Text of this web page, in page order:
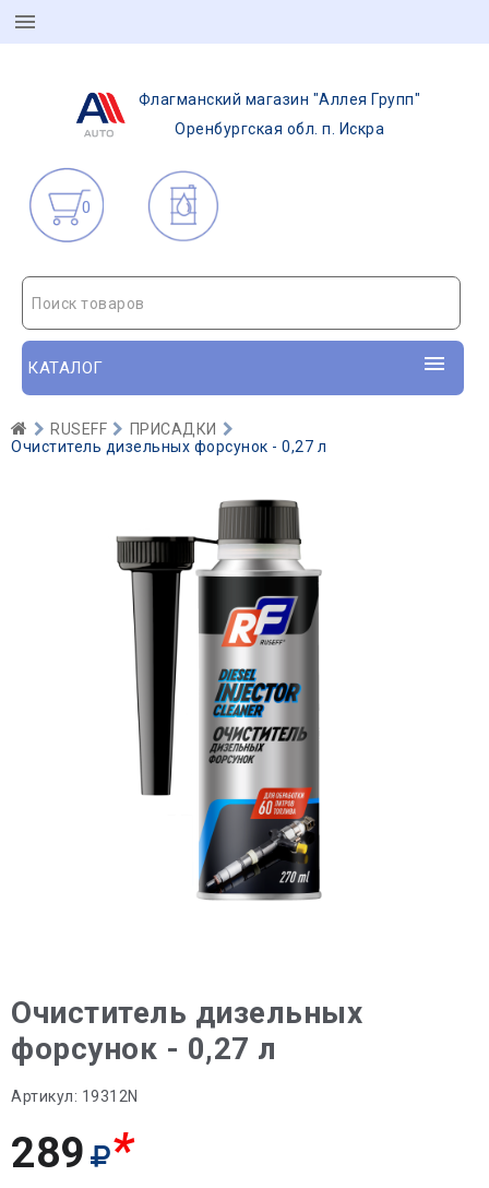
Флагманский магазин "Аллея Групп"
Оренбургская обл. п. Искра
0
Поиск товаров
КАТАЛОГ
RUSEFF
ПРИСАДКИ
Очиститель дизельных форсунок - 0,27 л
Очиститель дизельных
форсунок - 0,27 л
Артикул: 19312N
289 *